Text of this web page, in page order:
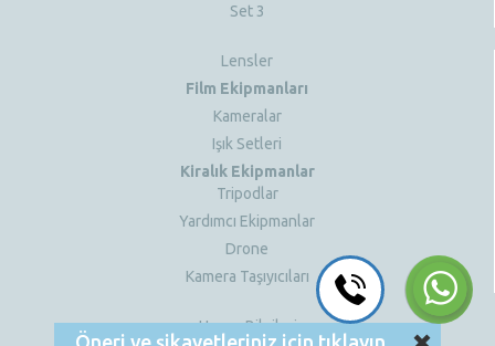
Set 3
Lensler
Film Ekipmanları
Kameralar
Işık Setleri
Kiralık Ekipmanlar
Tripodlar
Yardımcı Ekipmanlar
Drone
Kamera Taşıyıcıları
Hesap Bilgileri
Öneri ve şikayetleriniz için tıklayın.